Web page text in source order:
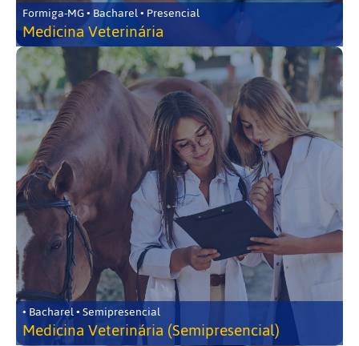
Formiga-MG • Bacharel • Presencial
Medicina Veterinária
• Bacharel • Semipresencial
Medicina Veterinária (Semipresencial)